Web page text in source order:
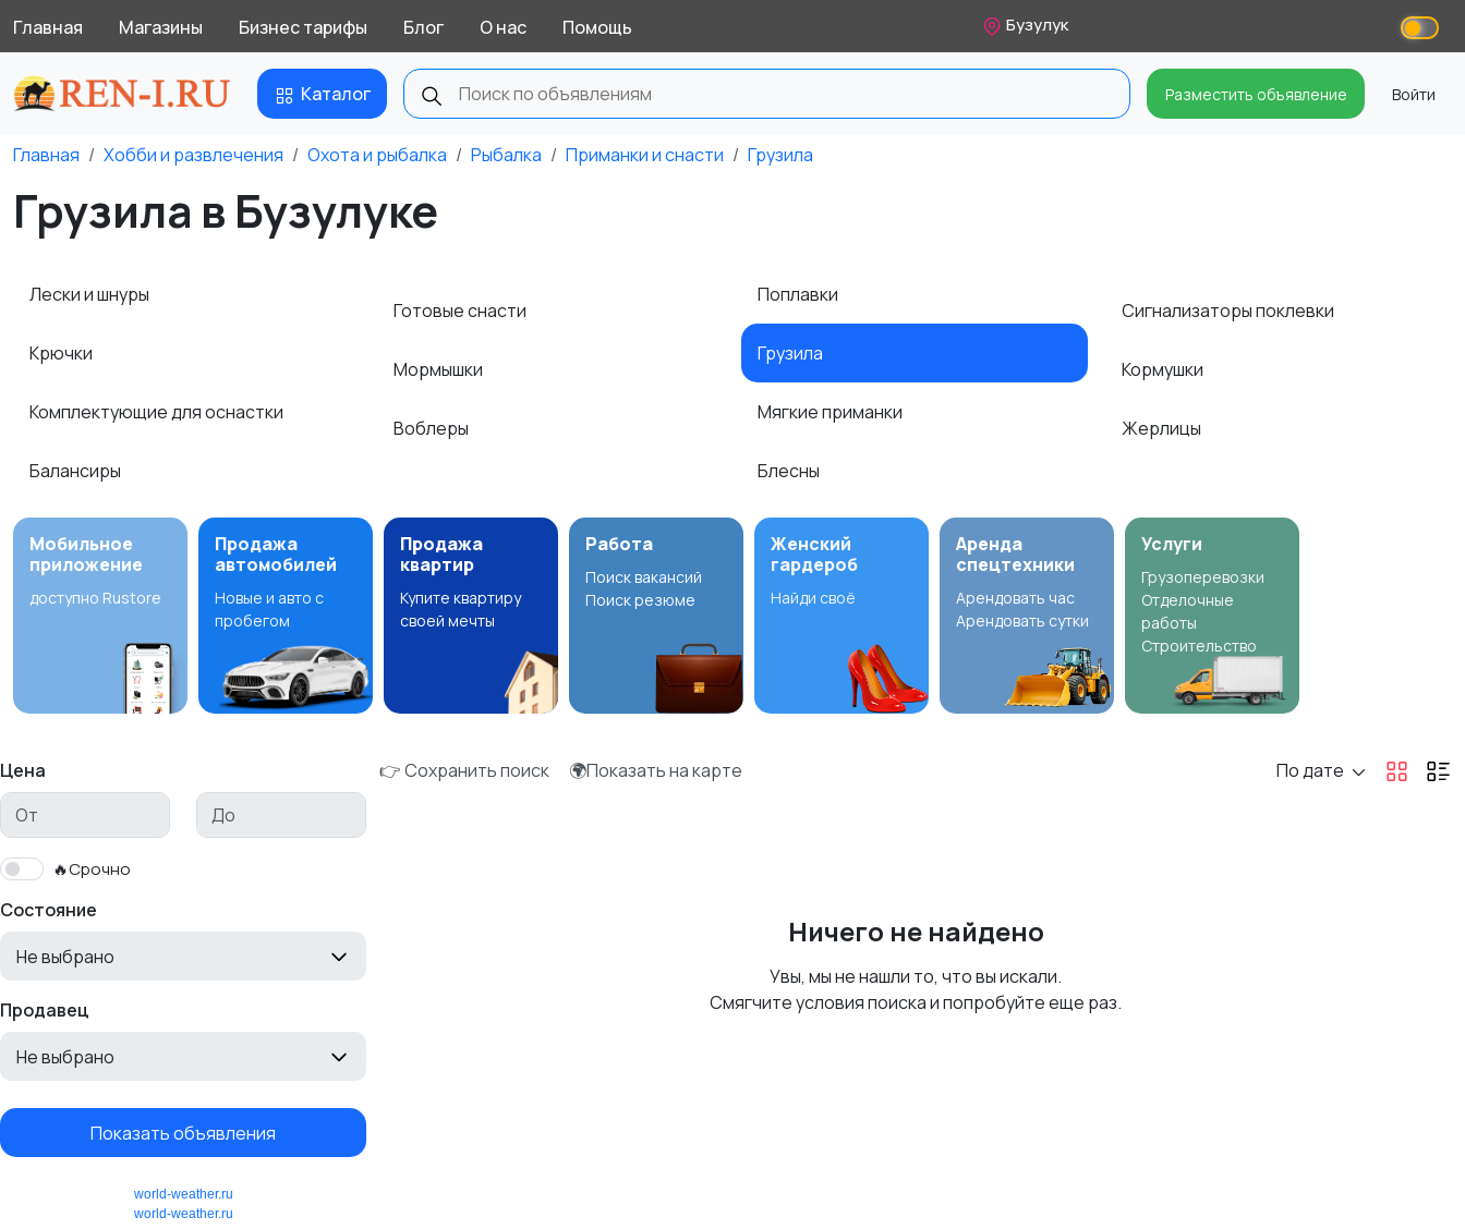
Главная Магазины Бизнес тарифы Блог О нас Помощь Бузулук
Каталог Разместить объявление Войти
Главная Хобби и развлечения Охота и рыбалка Рыбалка Приманки и снасти Грузила
Грузила в Бузулуке
Лески и шнуры
Крючки
Комплектующие для оснастки
Балансиры
Готовые снасти
Мормышки
Воблеры
Поплавки
Грузила
Мягкие приманки
Блесны
Сигнализаторы поклевки
Кормушки
Жерлицы
Мобильное
приложение
доступно Rustore
Продажа
автомобилей
Новые и авто с
пробегом
Продажа
квартир
Купите квартиру
своей мечты
Работа
Поиск вакансий
Поиск резюме
Женский
гардероб
Найди своё
Аренда
спецтехники
Арендовать час
Арендовать сутки
Услуги
Грузоперевозки
Отделочные
работы
Строительство
Цена
🔥Срочно
Состояние
Не выбрано
Продавец
Не выбрано
Показать объявления
world-weather.ru
world-weather.ru
👉 Сохранить поиск 🌍Показать на карте По дате
Ничего не найдено
Увы, мы не нашли то, что вы искали.
Смягчите условия поиска и попробуйте еще раз.